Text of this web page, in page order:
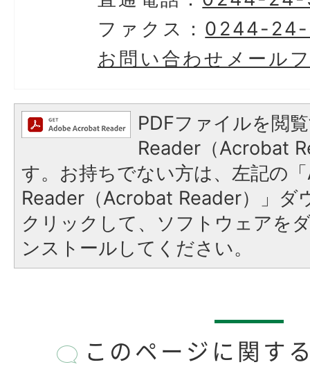
ファクス： 0244-
お問い合わせメール
PDFファイルを閲
Reader（Acrobat
す。お持ちでない方は、左記の
Reader（Acrobat Reader）」ダ
クリックして、ソフトウェアを
ンストールしてください。
このページに関す